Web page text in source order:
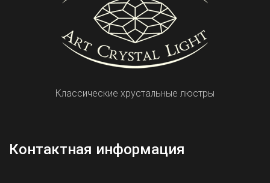
Классические хрустальные люстры
Контактная информация